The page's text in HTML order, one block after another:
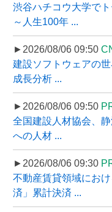
渋谷ハチコウ大学で
～人生100年 ...
►2026/08/06 09:50
建設ソフトウェアの
成長分析 ...
►2026/08/06 09:50
全国建設人材協会、
への人材 ...
►2026/08/06 09:30
不動産賃貸領域にお
済」累計決済 ...